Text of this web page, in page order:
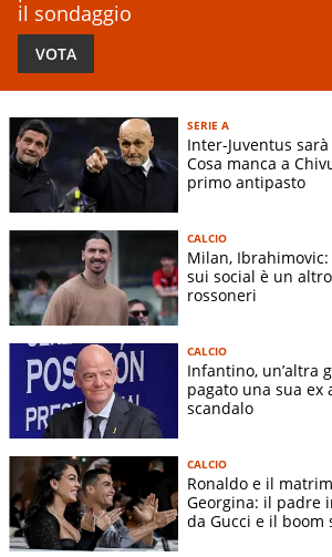
il sondaggio
VOTA
SERIE A
Inter-Juventus
Cosa manca a
primo antipasto
CALCIO
Milan,
sui social è un
rossoneri
CALCIO
Infantino, un’altra
pagato una sua ex
scandalo
CALCIO
Ronaldo e il
Georgina: il padre
da Gucci e il boom